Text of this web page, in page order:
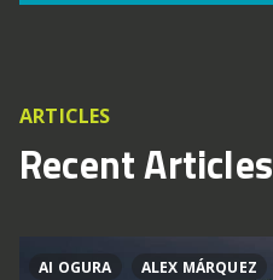
ARTICLES
Recent Articles
AI OGURA ALEX MÁRQUEZ